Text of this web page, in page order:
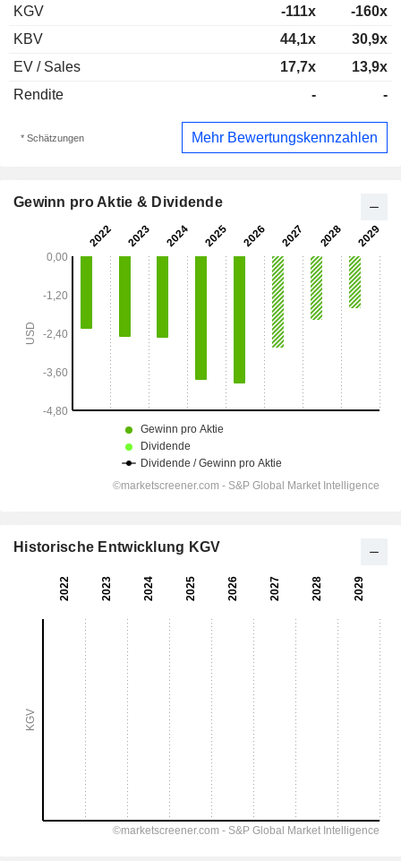
KGV -111x
-160x
KBV
44,1x
30,9x
EV / Sales
17,7x
13,9x
Rendite
- -
* Schätzungen Mehr Bewertungskennzahlen
Gewinn pro Aktie & Dividende
Historische Entwicklung KGV